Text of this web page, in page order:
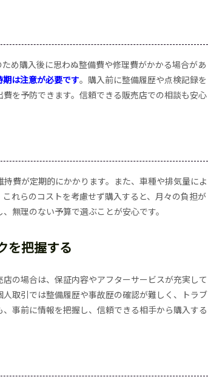
め購入後に思わぬ整備費や修理費がかかる場合があ
は注意が必要です。購入前に整備履歴や点検記録を
を予防できます。信頼できる販売店での相談も安心
費が定期的にかかります。また、車種や排気量によ
れらのコストを考慮せず購入すると、月々の負担が
無理のない予算で選ぶことが安心です。
を把握する
の場合は、保証内容やアフターサービスが充実して
取引では整備履歴や事故歴の確認が難しく、トラブ
事前に情報を把握し、信頼できる相手から購入する